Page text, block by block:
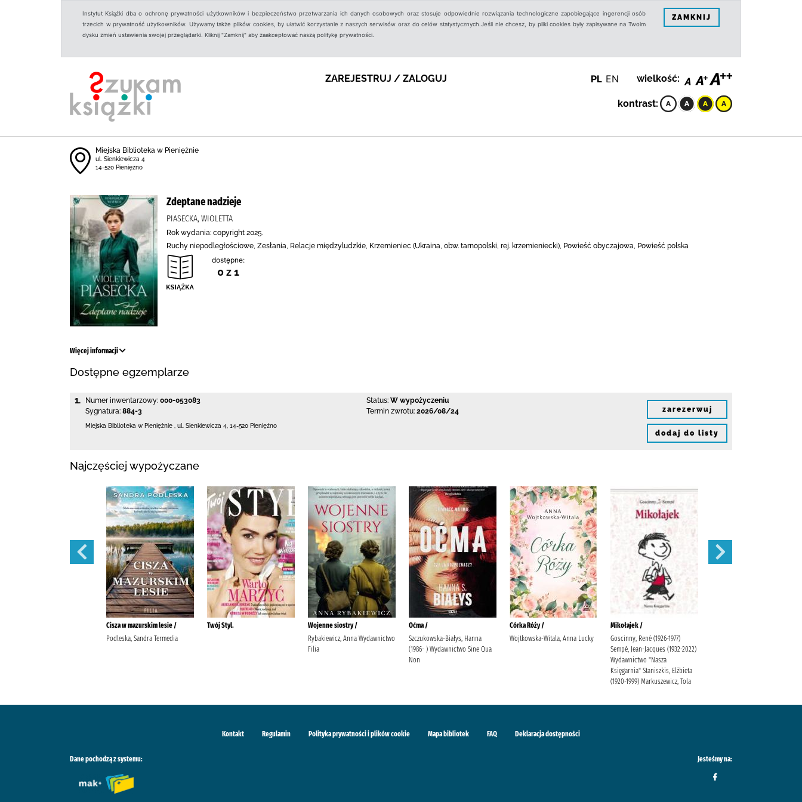
Instytut Książki dba o ochronę prywatności użytkowników i bezpieczeństwo przetwarzania ich danych osobowych oraz stosuje odpowiednie rozwiązania technologiczne zapobiegające ingerencji osób
trzecich w prywatność użytkowników. Używamy także plików cookies, by ułatwić korzystanie z naszych serwisów oraz do celów statystycznych.Jeśli nie chcesz, by pliki cookies były zapisywane na Twoim
dysku zmień ustawienia swojej przeglądarki. Kliknij "Zamknij" aby zaakceptować naszą politykę prywatności.
ZAMKNIJ
ZAREJESTRUJ / ZALOGUJ PL EN wielkość:
kontrast:
Miejska Biblioteka w Pieniężnie
ul. Sienkiewicza 4
14-520 Pieniężno
Zdeptane nadzieje
PIASECKA, WIOLETTA
Rok wydania: copyright 2025.
Ruchy niepodległościowe, Zesłania, Relacje międzyludzkie, Krzemieniec (Ukraina, obw. tarnopolski, rej. krzemieniecki), Powieść obyczajowa, Powieść polska
dostępne:
0 z 1
Więcej informacji
Dostępne egzemplarze
1. Numer inwentarzowy: 000-053083
Sygnatura: 884-3
Status: W wypożyczeniu
Termin zwrotu: 2026/08/24
Miejska Biblioteka w Pieniężnie ul. Sienkiewicza 4 14-520 Pieniężno
zarezerwuj
dodaj do listy
Najczęściej wypożyczane
Cisza w mazurskim lesie /
Podleska, Sandra Termedia
Twój Styl.
Wojenne siostry /
Rybakiewicz, Anna Wydawnictwo
Filia
Oćma /
Szczukowska-Białys, Hanna
(1986- ) Wydawnictwo Sine Qua
Non
Córka Róży /
Wojtkowska-Witala, Anna Lucky
Mikołajek /
Goscinny, René (1926-1977)
Sempé, Jean-Jacques (1932-2022)
Wydawnictwo "Nasza
Księgarnia" Staniszkis, Elżbieta
(1920-1999) Markuszewicz, Tola
Kontakt Regulamin Polityka prywatności i plików cookie Mapa bibliotek FAQ Deklaracja dostępności
Dane pochodzą z systemu: Jesteśmy na: